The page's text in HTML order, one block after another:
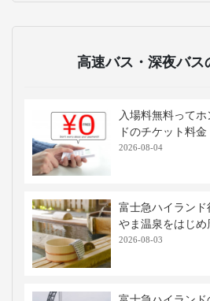
高速バス・深夜バス
入場料無料って
ドのチケット料
2026-08-04
富士急ハイランド
やま温泉をはじめ
2026-08-03